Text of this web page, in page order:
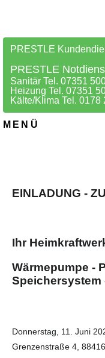
PRESTLE
PRESTLE
Sanitär Tel. 07351
Heizung Tel. 07351
Kälte/Klima Tel. 0178
MENÜ
EINLADUNG -
Ihr
Wärmepumpe -
Speichersystem
Donnerstag, 11.
Grenzenstraße 4,